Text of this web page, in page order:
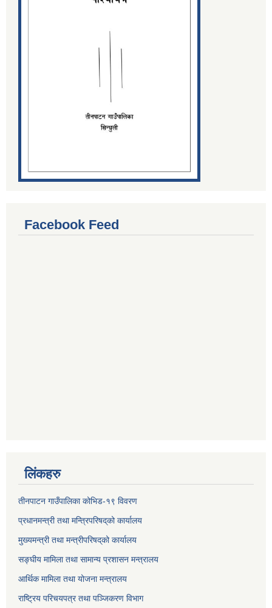
Facebook Feed
लिंकहरु
तीनपाटन गाउँपालिका कोभिड-१९ विवरण
प्रधानमन्त्री तथा मन्त्रिपरिषद्‌को कार्यालय
मुख्यमन्त्री तथा मन्त्रीपरिषद्‌को कार्यालय
सङ्घीय मामिला तथा सामान्य प्रशासन मन्त्रालय
आर्थिक मामिला तथा योजना मन्त्रालय
राष्ट्रिय परिचयपत्र तथा पञ्जिकरण विभाग